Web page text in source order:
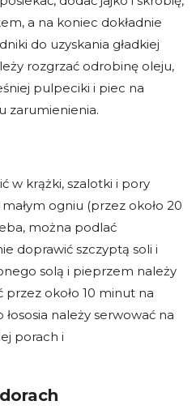
a na koniec dokładnie
do uzyskania gładkiej
rozgrzać odrobinę oleju,
pulpeciki i piec na
zarumienienia.
w krążki, szalotki i pory
ogniu (przez około 20
można podlać
doprawić szczyptą soli i
solą i pieprzem należy
przez około 10 minut na
należy serwować na
porach i